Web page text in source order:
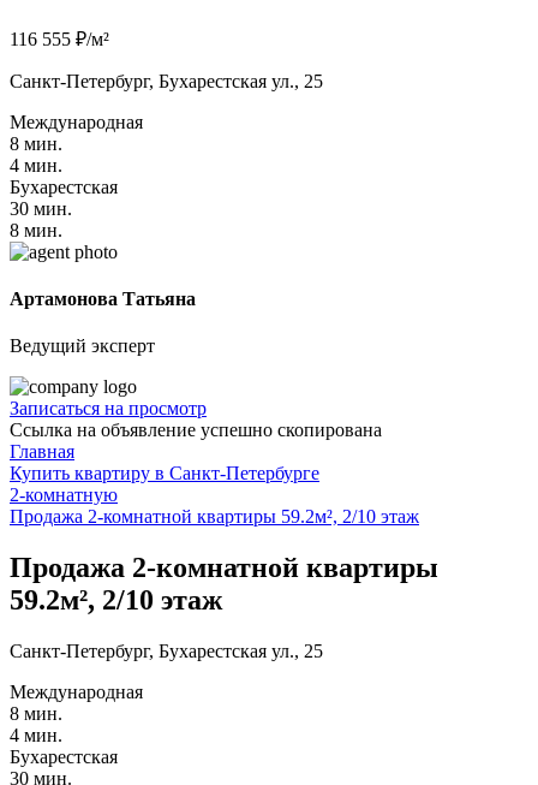
116 555 ₽/м²
Санкт-Петербург, Бухарестская ул., 25
Международная
8 мин.
4 мин.
Бухарестская
30 мин.
8 мин.
Артамонова Татьяна
Ведущий эксперт
Записаться на просмотр
Ссылка на объявление успешно скопирована
Главная
Купить квартиру в Санкт-Петербурге
2-комнатную
Продажа 2-комнатной квартиры 59.2м², 2/10 этаж
Продажа 2-комнатной квартиры
59.2м², 2/10 этаж
Санкт-Петербург, Бухарестская ул., 25
Международная
8 мин.
4 мин.
Бухарестская
30 мин.